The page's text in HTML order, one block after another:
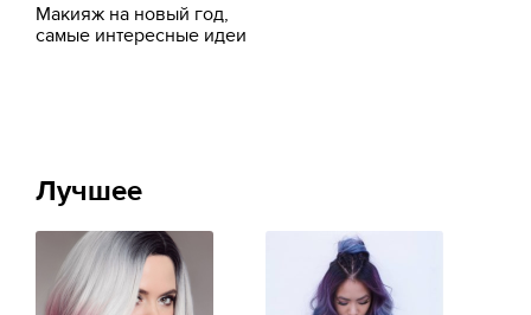
Макияж на новый год,
самые интересные идеи
Лучшее